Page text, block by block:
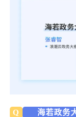
Q 海若政务